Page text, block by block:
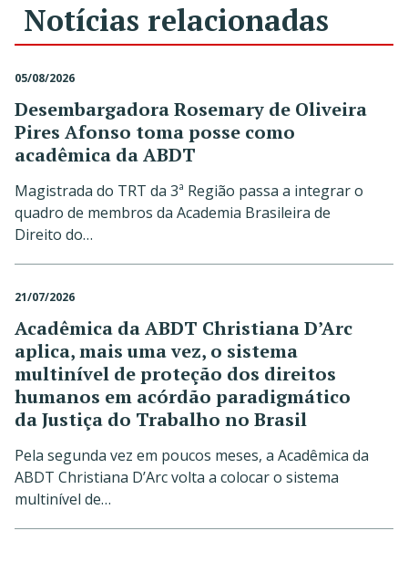
Notícias relacionadas
05/08/2026
Desembargadora Rosemary de Oliveira
Pires Afonso toma posse como
acadêmica da ABDT
Magistrada do TRT da 3ª Região passa a integrar o
quadro de membros da Academia Brasileira de
Direito do…
21/07/2026
Acadêmica da ABDT Christiana D’Arc
aplica, mais uma vez, o sistema
multinível de proteção dos direitos
humanos em acórdão paradigmático
da Justiça do Trabalho no Brasil
Pela segunda vez em poucos meses, a Acadêmica da
ABDT Christiana D’Arc volta a colocar o sistema
multinível de…